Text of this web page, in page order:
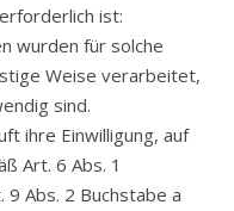
ist:
wurden für solche
Weise verarbeitet,
sind.
ihre Einwilligung, auf
Art. 6 Abs. 1
9 Abs. 2 Buchstabe a